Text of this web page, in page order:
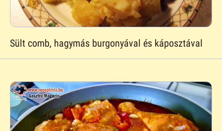
Sült comb, hagymás burgonyával és káposztával